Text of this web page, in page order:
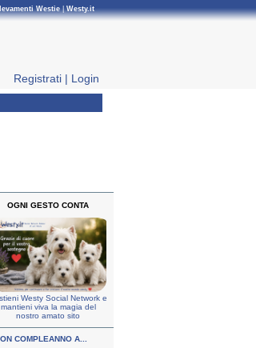
Westie|Westy.it
Registrati | Login
OGNI GESTO CONTA
Westy Social Network e
mantieni viva la magia del
nostro amato sito
COMPLEANNO A...